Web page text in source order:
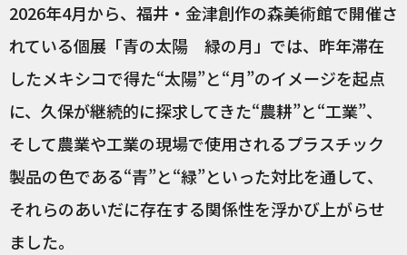
2026年4月から、福井・金津創作の森美術館で開催さ
れている個展「青の太陽 緑の月」では、昨年滞在
したメキシコで得た“太陽”と“月”のイメージを起点
に、久保が継続的に探求してきた“農耕”と“工業”、
そして農業や工業の現場で使用されるプラスチック
製品の色である“青”と“緑”といった対比を通して、
それらのあいだに存在する関係性を浮かび上がらせ
ました。